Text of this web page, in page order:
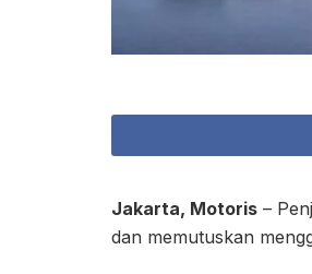
Jakarta, Motoris –
dan memutuskan